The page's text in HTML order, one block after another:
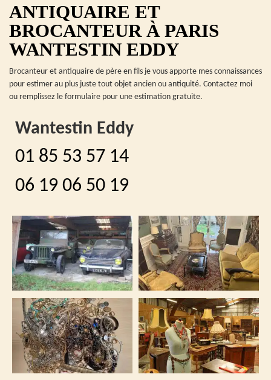
ANTIQUAIRE ET
BROCANTEUR À PARIS
WANTESTIN EDDY
Brocanteur et antiquaire de père en fils je vous apporte mes connaissances
pour estimer au plus juste tout objet ancien ou antiquité. Contactez moi
ou remplissez le formulaire pour une estimation gratuite.
Wantestin Eddy
01 85 53 57 14
06 19 06 50 19